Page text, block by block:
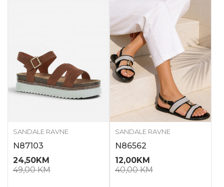
SANDALE RAVNE
N87103
24,50KM
49,00KM
SANDALE RAVNE
N86562
12,00KM
40,00KM